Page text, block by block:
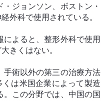
ジョンソン、ボストン・
外科で使用されている。
よると、整形外科で使用
きくはない。
手術以外の第三の治療方法
は米国企業によって製造
この分野では、中国の国